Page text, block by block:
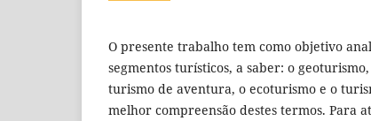
O presente trabalho tem como objetivo
segmentos turísticos, a saber: o
turismo de aventura, o ecoturismo e o
melhor compreensão destes termos. Para